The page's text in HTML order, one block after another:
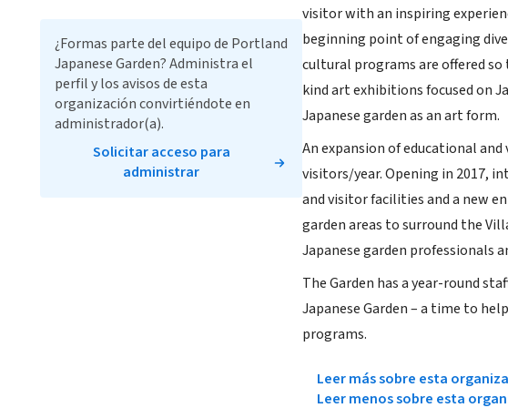
visitor with an inspiring
beginning point of engaging
cultural programs are offered
kind art exhibitions focused on
Japanese garden as an art form.
An expansion of educational
visitors/year. Opening in 2017,
and visitor facilities and a new
garden areas to surround the
Japanese garden professionals
The Garden has a year-round
Japanese Garden – a time to
programs.
Leer más sobre esta
Leer menos sobre esta
¿Formas parte del equipo de Portland
Japanese Garden? Administra el
perfil y los avisos de esta
organización convirtiéndote en
administrador(a).
Solicitar acceso para
administrar